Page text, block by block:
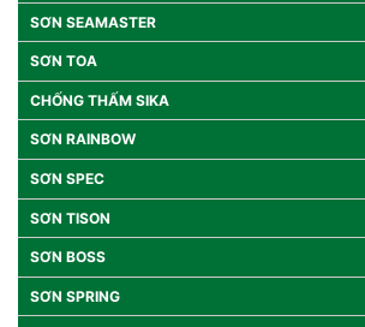
SƠN SEAMASTER
SƠN TOA
CHỐNG THẤM SIKA
SƠN RAINBOW
SƠN SPEC
SƠN TISON
SƠN BOSS
SƠN SPRING